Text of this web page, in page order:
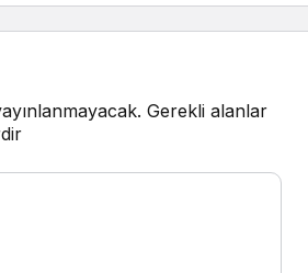
Gerekli alanlar